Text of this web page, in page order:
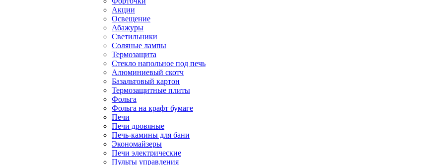
Акции
Освещение
Абажуры
Светильники
Соляные лампы
Термозащита
Стекло напольное под печь
Алюминиевый скотч
Базальтовый картон
Термозащитные плиты
Фольга
Фольга на крафт бумаге
Печи
Печи дровяные
Печь-камины для бани
Экономайзеры
Печи электрические
Пульты управления